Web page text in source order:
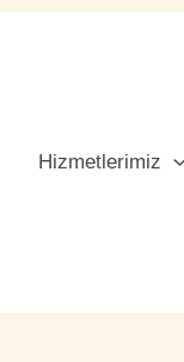
Hizmetlerimiz